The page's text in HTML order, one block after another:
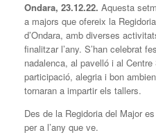
Ondara, 23.12.22. Aquesta
a majors que ofereix la
d’Ondara, amb diverses
finalitzar l’any. S’han celebrat
nadalenca, al pavelló i al
participació, alegria i bon
tornaran a impartir els tallers.
Des de la Regidoria del Major
per a l’any que ve.